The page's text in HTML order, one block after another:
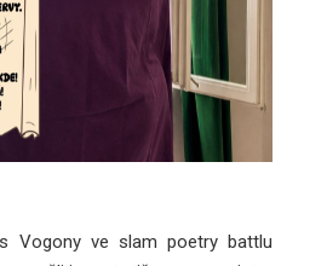
Vogony ve slam poetry battlu